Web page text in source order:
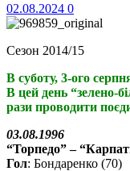
02.08.2024 0
Сезон 2014/15
В суботу, 3-ого
В цей день “зелено-
рази проводити
03.08.1996
“Торпедо” –
Гол: Бондаренко (70)